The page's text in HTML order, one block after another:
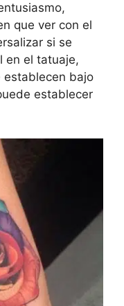
que ver con el
si se
en el tatuaje,
establecen bajo
establecer